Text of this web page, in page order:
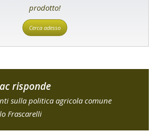
prodotto!
Cerca adesso
risponde
sulla politica agricola comune
Frascarelli